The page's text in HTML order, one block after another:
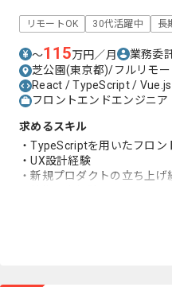
リモートOK 30代活躍中 長
〜115万円／月 業務委
芝公園(東京都)/フルリモー
React / TypeScript /
フロントエンドエンジニア
求めるスキル
・TypeScriptを用いたフロン
・UX設計経験
・新規プロダクトの立ち上げ